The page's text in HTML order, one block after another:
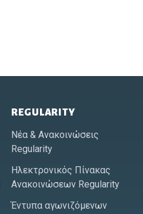
REGULARITY
Νέα & Ανακοινώσεις
Regularity
Ηλεκτρονικός Πίνακας
Ανακοινώσεων Regularity
Έντυπα αγωνιζόμενων